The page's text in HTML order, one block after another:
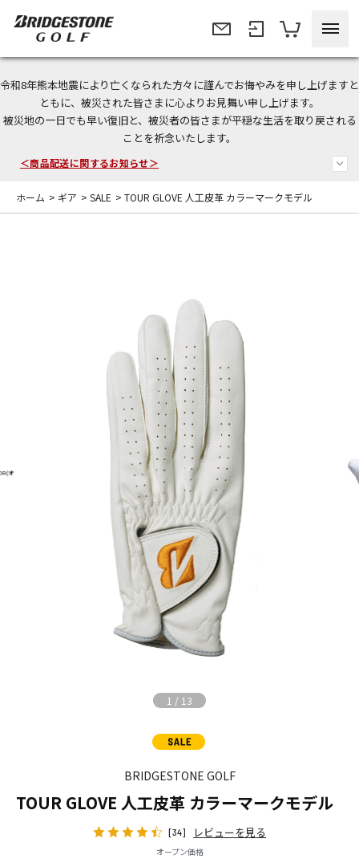
令和8年熊本地震により亡くなられた方々に謹んでお悔やみを申し上げますと
ともに、被災された皆さまに心よりお見舞い申し上げます。
被災地の一日でも早い復旧と、被災者の皆さまが平穏な生活を取り戻される
ことを祈念いたします。
今なら新規会員登録で1,000円OFFクーポンプレゼント！
＜商品配送に関するお知らせ＞
＜夏季休暇中のご注文・発送・お問い合わせ＞
ホーム > ギア > SALE > TOUR GLOVE 人工皮革 カラーマークモデル
1 / 13
BRIDGESTONE GOLF
TOUR GLOVE 人工皮革 カラーマークモデル
[34] レビューを見る
オープン価格